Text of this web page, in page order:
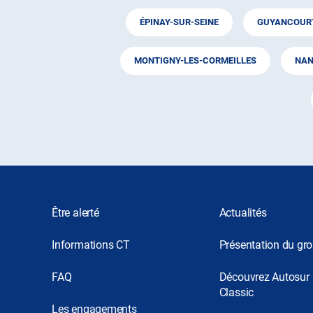
ÉPINAY-SUR-SEINE
MONTIGNY-LES-CORMEILLES
Être alerté
Informations CT
FAQ
Les engagements
Actualités
Présentation du
Découvrez Autosur
Classic